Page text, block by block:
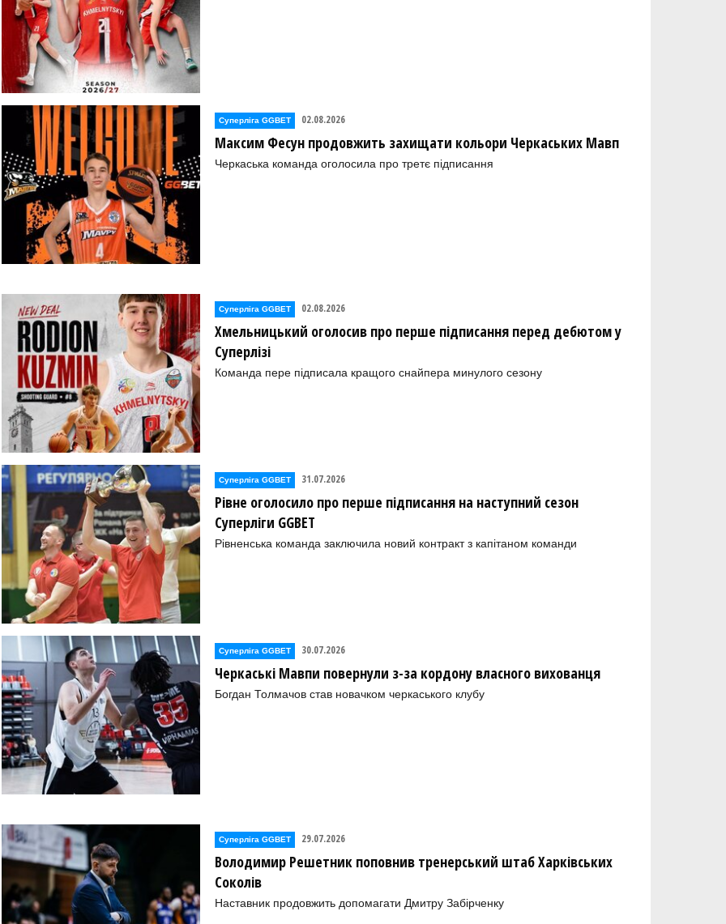
Суперліга GGBET 02.08.2026
Максим Фесун продовжить захищати кольори Черкаських Мавп
Черкаська команда оголосила про третє підписання
Суперліга GGBET 02.08.2026
Хмельницький оголосив про перше підписання перед дебютом у
Суперлізі
Команда пере підписала кращого снайпера минулого сезону
Суперліга GGBET 31.07.2026
Рівне оголосило про перше підписання на наступний сезон
Суперліги GGBET
Рівненська команда заключила новий контракт з капітаном команди
Суперліга GGBET 30.07.2026
Черкаські Мавпи повернули з-за кордону власного вихованця
Богдан Толмачов став новачком черкаського клубу
Суперліга GGBET 29.07.2026
Володимир Решетник поповнив тренерський штаб Харківських
Соколів
Наставник продовжить допомагати Дмитру Забірченку